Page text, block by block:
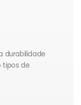
durabilidade
tipos de